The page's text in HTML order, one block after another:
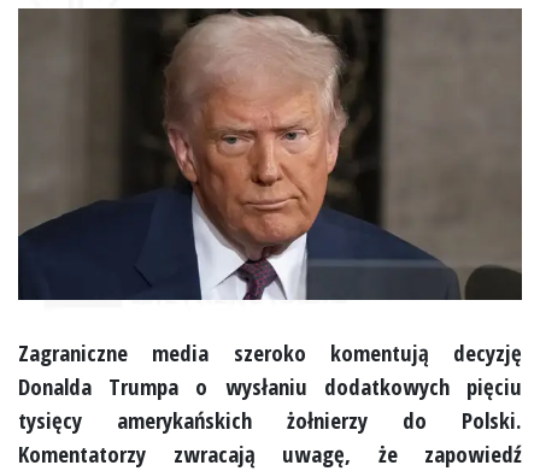
Zagraniczne media szeroko komentują decyzję
Donalda Trumpa o wysłaniu dodatkowych pięciu
tysięcy amerykańskich żołnierzy do Polski.
Komentatorzy zwracają uwagę, że zapowiedź